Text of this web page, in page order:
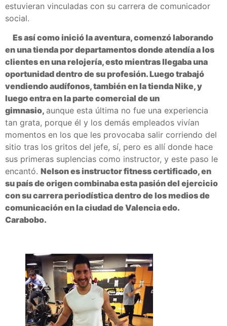
estuvieran vinculadas con su carrera de comunicador
social.
Es así como inició la aventura, comenzó laborando
en una tienda por departamentos donde atendía a los
clientes en una relojería, esto mientras llegaba una
oportunidad dentro de su profesión. Luego trabajó
vendiendo audífonos, también en la tienda Nike, y
luego entra en la parte comercial de un
gimnasio, aunque esta última no fue una experiencia
tan grata, porque él y los demás empleados vivían
momentos en los que les provocaba salir corriendo del
sitio tras los gritos del jefe, sí, pero es allí donde hace
sus primeras suplencias como instructor, y este paso le
encantó. Nelson es instructor fitness certificado, en
su país de origen combinaba esta pasión del ejercicio
con su carrera periodística dentro de los medios de
comunicación en la ciudad de Valencia edo.
Carabobo.